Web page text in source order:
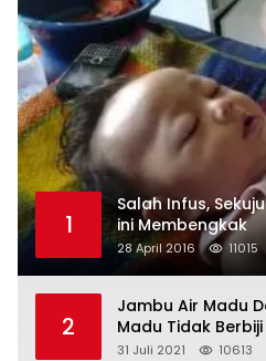
1
Salah Infus,
ini Membengkak
28 April 2016 11015
2
Jambu Air Madu
Madu Tidak Berbiji
31 Juli 2021 10613